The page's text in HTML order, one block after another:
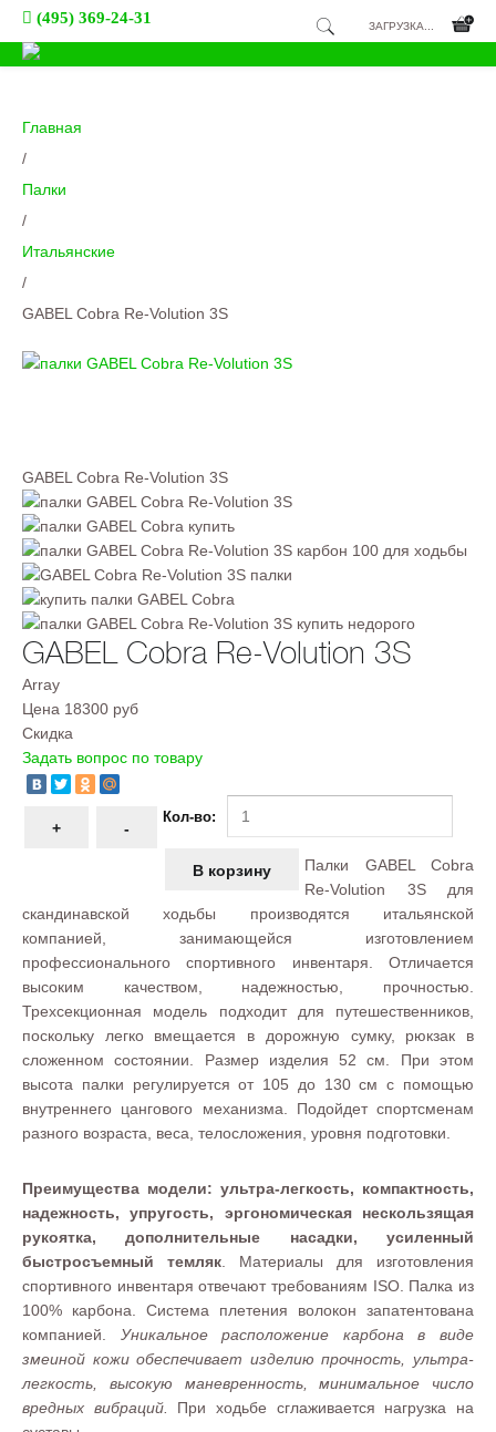
(495) 369-24-31 ЗАГРУЗКА...
Главная
/
Палки
/
Итальянские
/
GABEL Cobra Re-Volution 3S
GABEL Cobra Re-Volution 3S
GABEL Cobra Re-Volution 3S
Array
Цена 18300 руб
Скидка
Задать вопрос по товару
Кол-во:
Палки GABEL Cobra
Re-Volution 3S для
скандинавской ходьбы производятся итальянской
компанией, занимающейся изготовлением
профессионального спортивного инвентаря. Отличается
высоким качеством, надежностью, прочностью.
Трехсекционная модель подходит для путешественников,
поскольку легко вмещается в дорожную сумку, рюкзак в
сложенном состоянии. Размер изделия 52 см. При этом
высота палки регулируется от 105 до 130 см с помощью
внутреннего цангового механизма. Подойдет спортсменам
разного возраста, веса, телосложения, уровня подготовки.
Преимущества модели: ультра-легкость, компактность,
надежность, упругость, эргономическая нескользящая
рукоятка, дополнительные насадки, усиленный
быстросъемный темляк . Материалы для изготовления
спортивного инвентаря отвечают требованиям ISO. Палка из
100% карбона. Система плетения волокон запатентована
компанией. Уникальное расположение карбона в виде
змеиной кожи обеспечивает изделию прочность, ультра-
легкость, высокую маневренность, минимальное число
вредных вибраций.
При ходьбе сглаживается нагрузка на